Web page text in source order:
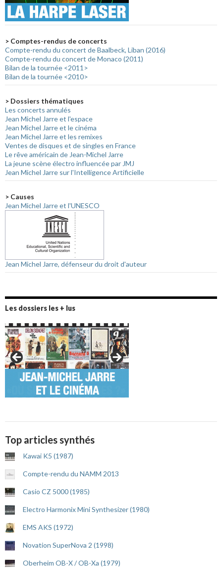
> Comptes-rendus de concerts
Compte-rendu du concert de Baalbeck, Liban (2016)
Compte-rendu du concert de Monaco (2011)
Bilan de la tournée <2011>
Bilan de la tournée <2010>
> Dossiers thématiques
Les concerts annulés
Jean Michel Jarre et l'espace
Jean Michel Jarre et le cinéma
Jean Michel Jarre et les remixes
Ventes de disques et de singles en France
Le rêve américain de Jean-Michel Jarre
La jeune scène électro influencée par JMJ
Jean Michel Jarre sur l'Intelligence Artificielle
> Causes
Jean Michel Jarre et l'UNESCO
Jean Michel Jarre, défenseur du droit d'auteur
Les dossiers les + lus
Top articles synthés
Kawai K5 (1987)
Compte-rendu du NAMM 2013
Casio CZ 5000 (1985)
Electro Harmonix Mini Synthesizer (1980)
EMS AKS (1972)
Novation SuperNova 2 (1998)
Oberheim OB-X / OB-Xa (1979)